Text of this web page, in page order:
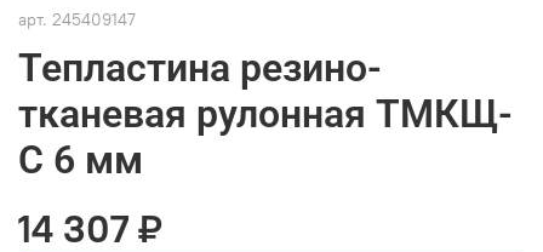
арт. 245409147
Тепластина резино-
тканевая рулонная ТМКЩ-
С 6 мм
14 307 ₽